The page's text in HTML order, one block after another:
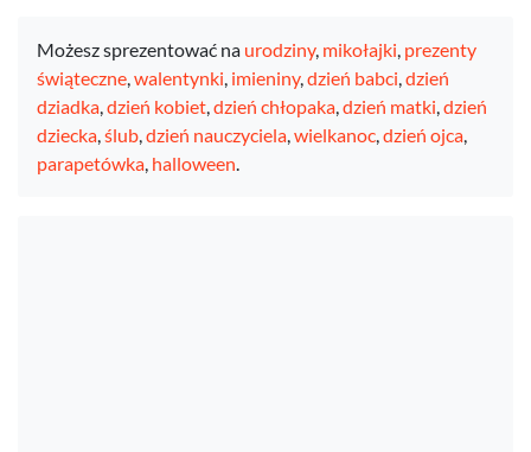
Możesz sprezentować na urodziny, mikołajki prezenty
świąteczne walentynki imieniny, dzień babci dzień
dziadka dzień kobiet dzień chłopaka dzień matki dzień
dziecka ślub dzień nauczyciela wielkanoc dzień ojca
parapetówka halloween